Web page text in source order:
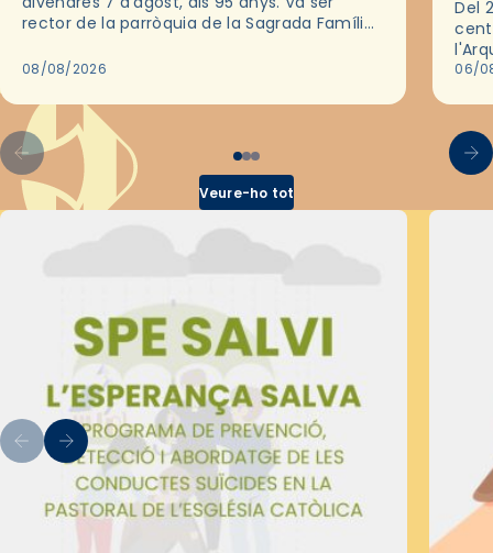
rector de la parròquia de la Sagrada Família
2018,…
08/08/2026
Del
les
06/
Veure-ho tot